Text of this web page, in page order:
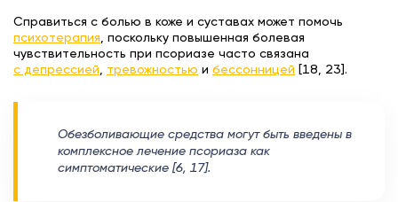
Справиться с болью в коже и суставах может помочь
психотерапия , поскольку повышенная болевая
чувствительность при псориазе часто связана
с депрессией
тревожностью и бессонницей [18, 23].
Обезболивающие средства могут быть введены в
комплексное лечение псориаза как
симптоматические [6, 17].